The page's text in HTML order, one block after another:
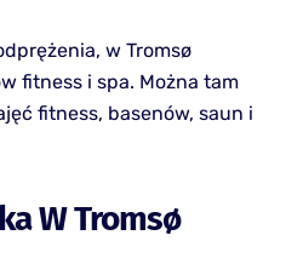
w Tromsø
fitness i spa. Można tam
fitness, basenów, saun i
W Tromsø